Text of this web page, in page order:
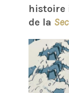
histoire
de la